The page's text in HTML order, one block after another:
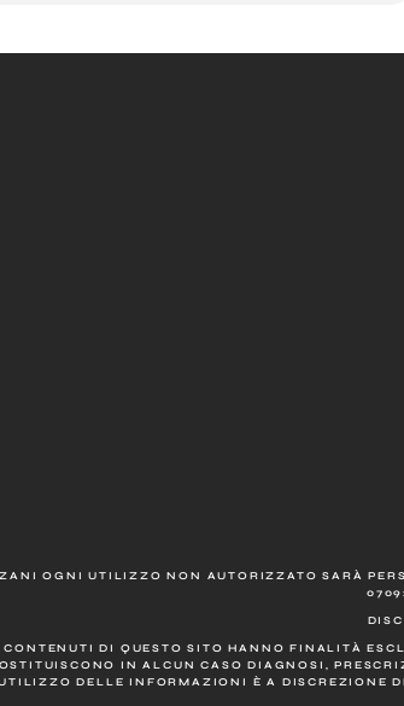
OGNI UTILIZZO NON AUTORIZZATO SARÀ
CONTENUTI DI QUESTO SITO HANNO FINALITÀ
IN ALCUN CASO DIAGNOSI,
DELLE INFORMAZIONI È A DISCREZIONE